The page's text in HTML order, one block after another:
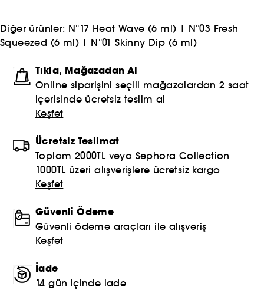
Diğer ürünler: N°17 Heat Wave (6 ml) | N°03 Fresh
Squeezed (6 ml) | N°01 Skinny Dip (6 ml)
Tıkla, Mağazadan Al
Online siparişini seçili mağazalardan 2 saat
içerisinde ücretsiz teslim al
Keşfet
Ücretsiz Teslimat
Toplam 2000TL veya Sephora Collection
1000TL üzeri alışverişlere ücretsiz kargo
Keşfet
Güvenli Ödeme
Güvenli ödeme araçları ile alışveriş
Keşfet
İade
14 gün içinde iade